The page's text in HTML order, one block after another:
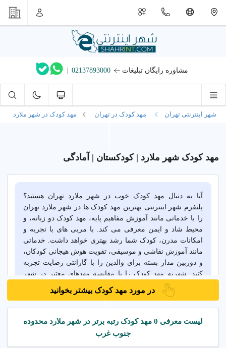
مشاوره رایگان تبلیغات 02137893000
|
شهر اینترنتی تهران مهد کودک در تهران مهد کودک در شهر ملارد
مهد کودک شهر ملارد | کودکستان | آمادگی
آیا به دنبال مهد کودک خوب در شهر ملارد تهران هستید؟
پلتفرم شهر اینترنتی بهترین مهد کودک ها در شهر ملارد تهران
را با خدماتی مانند آموزش مفاهیم پایه، مهد کودک دو زبانه، و
محیط شاد و ایمن معرفی می کند. با مربی های با تجربه و
امکانات مدرن، کودک شما رشد بهتری خواهد داشت. خدماتی
مانند آموزش نقاشی و موسیقی، تقویت هوش هیجانی کودکان،
و دوربین مدار بسته برای والدین را با گارانتی رضایت تجربه
کنید. شهریه مهد کودک را با مقایسه مهدهای معتبر در شهر
ملارد تهران بررسی کنید و بهترین گزینه را انتخاب کنید.
در مورد مهد کودک بیشتر بخوانید
لیست معرفی 0 مهد کودک رتبه برتر در شهر ملارد محدوده
جنوب غرب